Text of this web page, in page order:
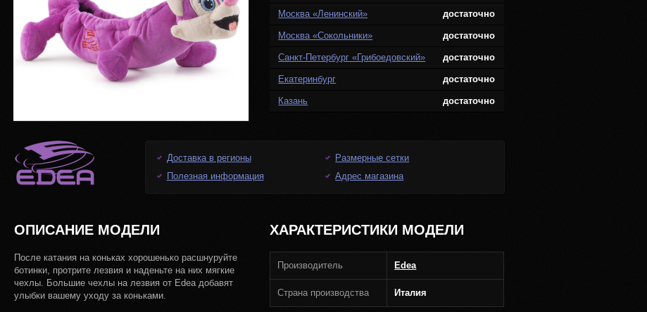
Москва «Ленинский» достаточно
Москва «Сокольники» достаточно
Санкт-Петербург «Грибоедовский» достаточно
Екатеринбург достаточно
Казань достаточно
Доставка в регионы
Размерные сетки
Полезная информация
Адрес магазина
ОПИСАНИЕ МОДЕЛИ
После катания на коньках хорошенько расшнуруйте
ботинки, протрите лезвия и наденьте на них мягкие
чехлы. Большие чехлы на лезвия от Edea добавят
улыбки вашему уходу за коньками.
ХАРАКТЕРИСТИКИ МОДЕЛИ
Производитель Edea
Страна производства Италия